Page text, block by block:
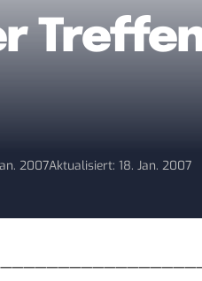
2007Aktualisiert: 18. Jan. 2007